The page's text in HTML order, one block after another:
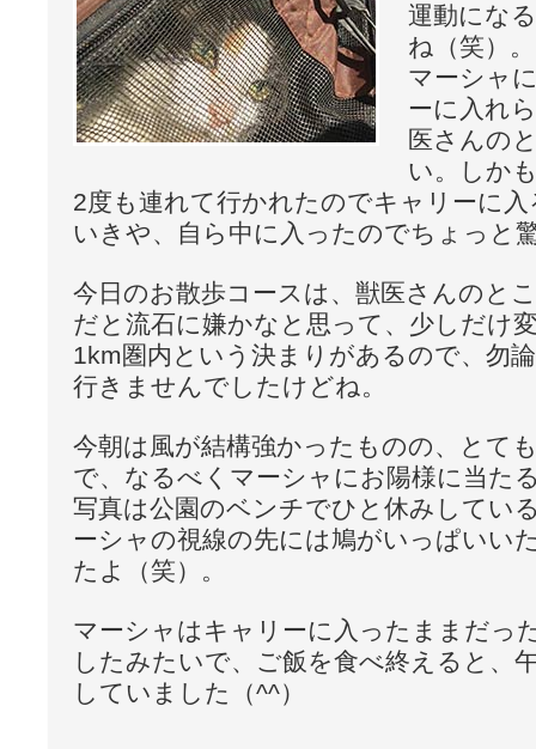
運動にな
ね（笑）。
マーシャ
ーに入れ
医さんの
い。しか
2度も連れて行かれたのでキャリーに
いきや、自ら中に入ったのでちょっと
今日のお散歩コースは、獣医さんのと
だと流石に嫌かなと思って、少しだけ
1km圏内という決まりがあるので、勿
行きませんでしたけどね。
今朝は風が結構強かったものの、とて
で、なるべくマーシャにお陽様に当た
写真は公園のベンチでひと休みしてい
ーシャの視線の先には鳩がいっぱいい
たよ（笑）。
マーシャはキャリーに入ったままだっ
したみたいで、ご飯を食べ終えると、
していました（^^）